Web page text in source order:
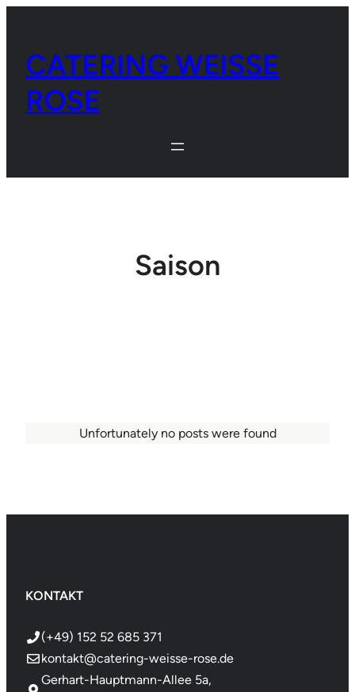
springen
CATERING WEISSE
ROSE
Saison
Unfortunately no posts were found
KONTAKT
(+49) 152 52 685 371
kontakt@catering-weisse-rose.de
Gerhart-Hauptmann-Allee 5a,